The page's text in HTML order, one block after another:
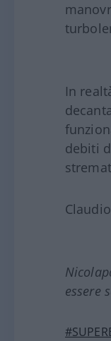
In
debiti
essere